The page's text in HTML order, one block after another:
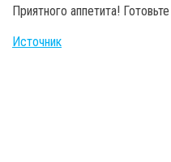
Приятного аппетита!
Источник